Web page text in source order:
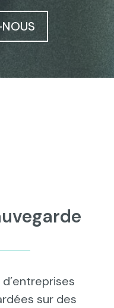
d’entreprises
sur des